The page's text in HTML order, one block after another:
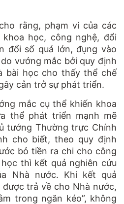
rằng, phạm vi của các
học, công nghệ, đổi
đổi số quá lớn, đụng vào
vướng mắc bởi quy định
bài học cho thấy thể chế
cản trở sự phát triển.
mắc cụ thể khiến khoa
thể phát triển mạnh mẽ
tướng Thường trực Chính
cho biết, theo quy định
bỏ tiền ra chi cho công
thì kết quả nghiên cứu
Nhà nước. Khi kết quả
trả về cho Nhà nước,
trong ngăn kéo”, không